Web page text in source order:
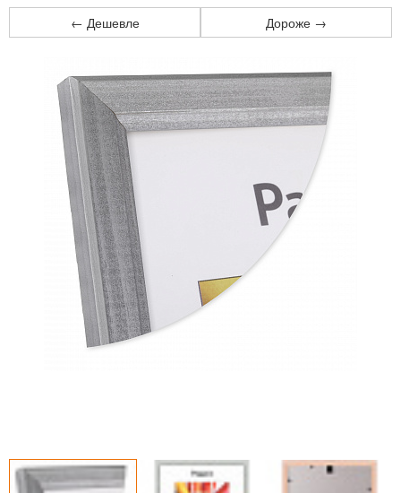
← Дешевле Дороже →